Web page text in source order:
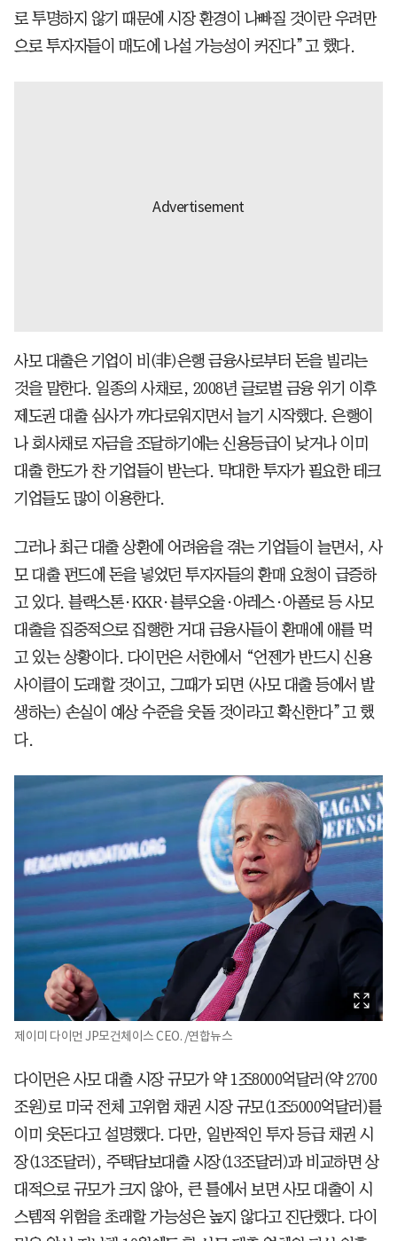
로 투명하지 않기 때문에 시장 환경이 나빠질 것이란 우려만
으로 투자자들이 매도에 나설 가능성이 커진다”고 했다.
사모 대출은 기업이 비(非)은행 금융사로부터 돈을 빌리는
것을 말한다. 일종의 사채로, 2008년 글로벌 금융 위기 이후
제도권 대출 심사가 까다로워지면서 늘기 시작했다. 은행이
나 회사채로 자금을 조달하기에는 신용등급이 낮거나 이미
대출 한도가 찬 기업들이 받는다. 막대한 투자가 필요한 테크
기업들도 많이 이용한다.
그러나 최근 대출 상환에 어려움을 겪는 기업들이 늘면서, 사
모 대출 펀드에 돈을 넣었던 투자자들의 환매 요청이 급증하
고 있다. 블랙스톤·KKR·블루오울·아레스·아폴로 등 사모
대출을 집중적으로 집행한 거대 금융사들이 환매에 애를 먹
고 있는 상황이다. 다이먼은 서한에서 “언젠가 반드시 신용
사이클이 도래할 것이고, 그때가 되면 (사모 대출 등에서 발
생하는) 손실이 예상 수준을 웃돌 것이라고 확신한다”고 했
다.
제이미 다이먼 JP모건체이스 CEO. /연합뉴스
다이먼은 사모 대출 시장 규모가 약 1조8000억달러(약 2700
조원)로 미국 전체 고위험 채권 시장 규모(1조5000억달러)를
이미 웃돈다고 설명했다. 다만, 일반적인 투자 등급 채권 시
장(13조달러), 주택담보대출 시장(13조달러)과 비교하면 상
대적으로 규모가 크지 않아, 큰 틀에서 보면 사모 대출이 시
스템적 위험을 초래할 가능성은 높지 않다고 진단했다. 다이